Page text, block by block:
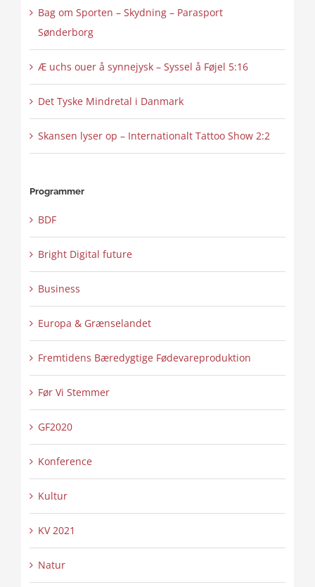
Bag om Sporten – Skydning – Parasport
Sønderborg
Æ uchs ouer å synnejysk – Syssel å Føjel 5:16
Det Tyske Mindretal i Danmark
Skansen lyser op – Internationalt Tattoo Show 2:2
Programmer
BDF
Bright Digital future
Business
Europa & Grænselandet
Fremtidens Bæredygtige Fødevareproduktion
Før Vi Stemmer
GF2020
Konference
Kultur
KV 2021
Natur